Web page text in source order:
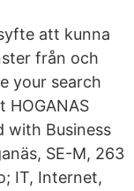
att kunna
från och
your search
HOGANAS
with Business
SE-M, 263
IT, Internet,